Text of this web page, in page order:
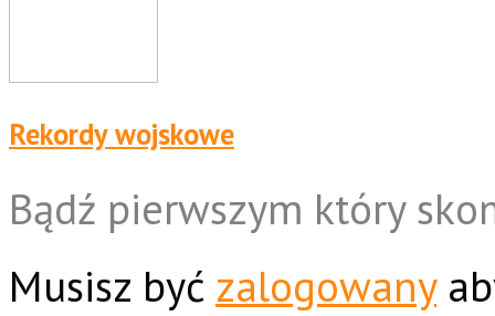
Rekordy wojskowe
Bądź pierwszym który
Musisz być zalogowany